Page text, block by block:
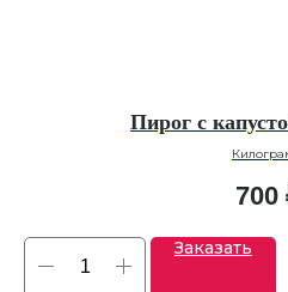
Пирог с
700
Заказать